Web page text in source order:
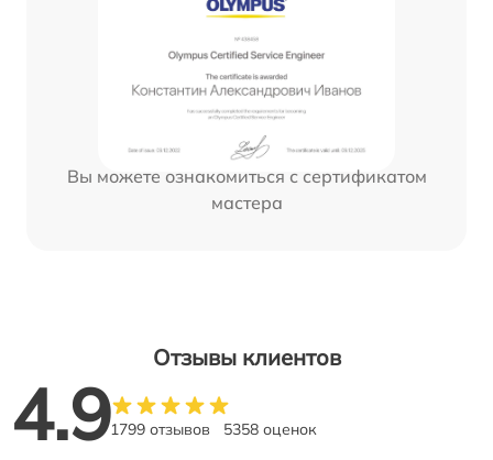
Вы можете ознакомиться с сертификатом
мастера
Отзывы клиентов
4.91799 отзывов 5358 оценок